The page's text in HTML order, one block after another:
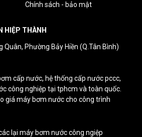
Chính sách - bảo mật
HIỆP THÀNH
Quân, Phường Bảy Hiền (Q.Tân Bình)
cấp nước, hệ thống cấp nước pccc,
công nghiệp tại tphcm và toàn quốc.
giá máy bơm nước cho công trình